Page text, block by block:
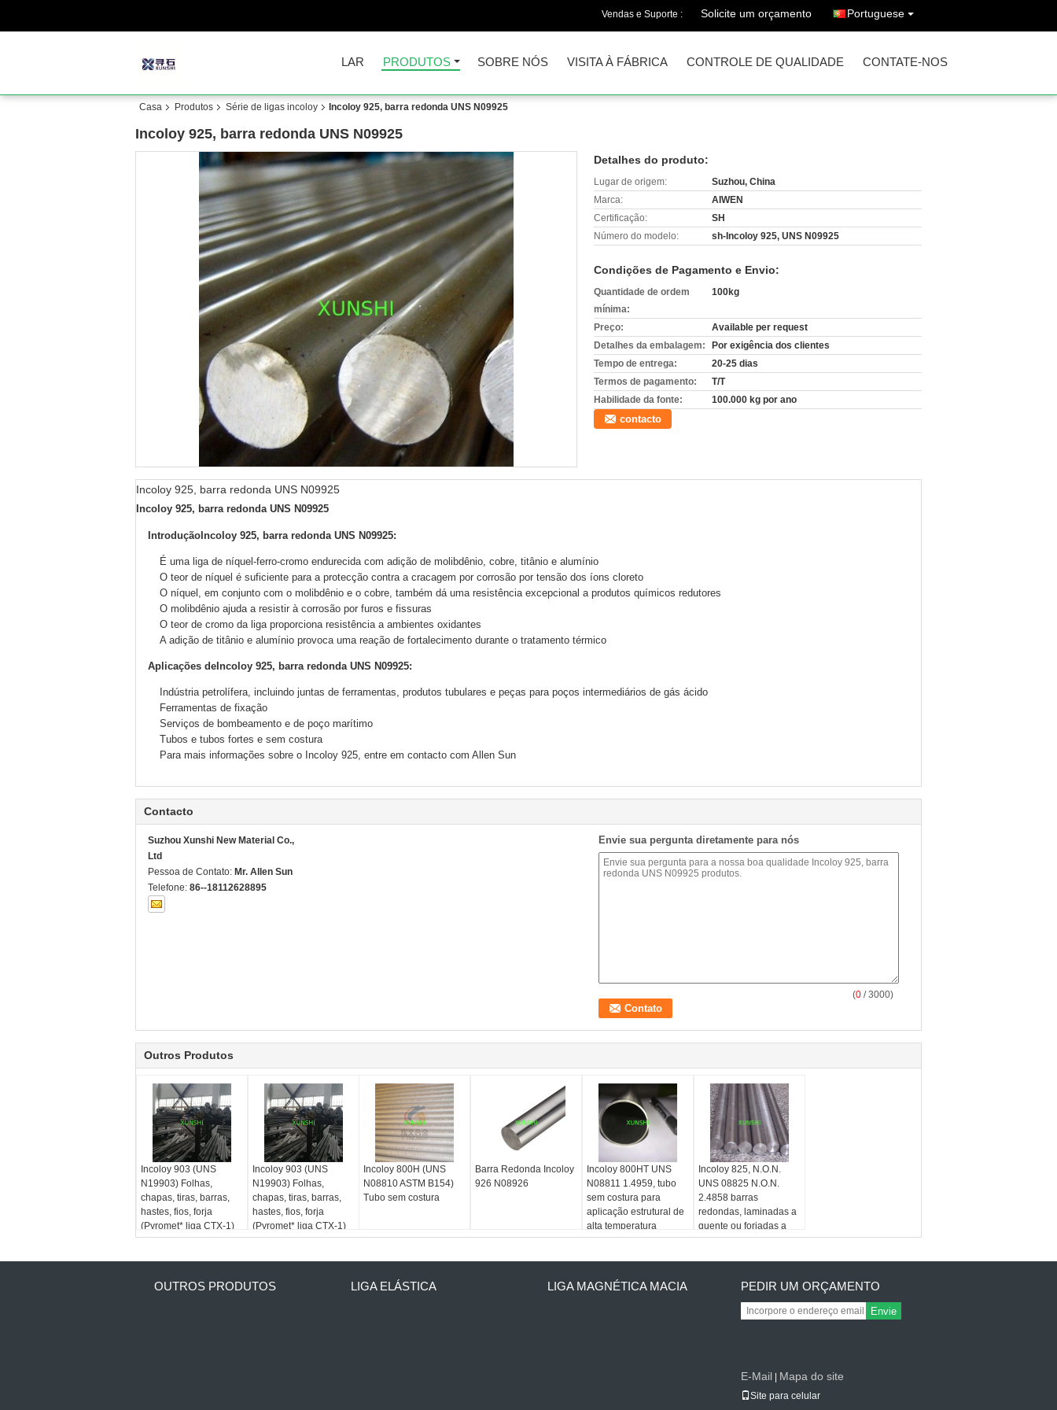
Vendas e Suporte : Solicite um orçamento Portuguese
LAR PRODUTOS SOBRE NÓS VISITA À FÁBRICA CONTROLE DE QUALIDADE CONTATE-NOS
Casa Produtos Série de ligas incoloy Incoloy 925, barra redonda UNS N09925
Incoloy 925, barra redonda UNS N09925
Detalhes do produto:
Lugar de origem:
Suzhou, China
Marca:
AIWEN
Certificação:
SH
Número do modelo:
sh-Incoloy 925, UNS N09925
Condições de Pagamento e Envio:
Quantidade de ordem
mínima:
100kg
Preço:
Available per request
Detalhes da embalagem:
Por exigência dos clientes
Tempo de entrega:
20-25 dias
Termos de pagamento:
T/T
Habilidade da fonte:
100.000 kg por ano
contacto
Incoloy 925, barra redonda UNS N09925
Incoloy 925, barra redonda UNS N09925
Introdução Incoloy 925, barra redonda UNS N09925:
É uma liga de níquel-ferro-cromo endurecida com adição de molibdênio, cobre, titânio e alumínio
O teor de níquel é suficiente para a protecção contra a cracagem por corrosão por tensão dos íons cloreto
O níquel, em conjunto com o molibdênio e o cobre, também dá uma resistência excepcional a produtos químicos redutores
O molibdênio ajuda a resistir à corrosão por furos e fissuras
O teor de cromo da liga proporciona resistência a ambientes oxidantes
A adição de titânio e alumínio provoca uma reação de fortalecimento durante o tratamento térmico
Aplicações de Incoloy 925, barra redonda UNS N09925:
Indústria petrolífera, incluindo juntas de ferramentas, produtos tubulares e peças para poços intermediários de gás ácido
Ferramentas de fixação
Serviços de bombeamento e de poço marítimo
Tubos e tubos fortes e sem costura
Para mais informações sobre o Incoloy 925, entre em contacto com Allen Sun
Contacto
Suzhou Xunshi New Material Co.,
Ltd
Pessoa de Contato: Mr. Allen Sun
Telefone: 86--18112628895
Envie sua pergunta diretamente para nós
(0 / 3000)
Outros Produtos
Incoloy 903 (UNS
N19903) Folhas,
chapas, tiras, barras,
hastes, fios, forja
(Pyromet* liga CTX-1)
Incoloy 903 (UNS
N19903) Folhas,
chapas, tiras, barras,
hastes, fios, forja
(Pyromet* liga CTX-1)
Incoloy 800H (UNS
N08810 ASTM B154)
Tubo sem costura
Barra Redonda Incoloy
926 N08926
Incoloy 800HT UNS
N08811 1.4959, tubo
sem costura para
aplicação estrutural de
alta temperatura
Incoloy 825, N.O.N.
UNS 08825 N.O.N.
2.4858 barras
redondas, laminadas a
quente ou forjadas a
quente
OUTROS PRODUTOS LIGA ELÁSTICA LIGA MAGNÉTICA MACIA PEDIR UM ORÇAMENTO
Envie
E-Mail Mapa do site
Site para celular